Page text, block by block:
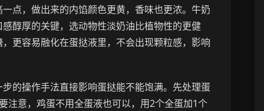
点，做出来的内馅颜色更黄，香味也更浓。牛奶
醇厚的关键，选动物性淡奶油比植物性的更健
更容易融化在蛋挞液里，不会出现颗粒感，影响
的操作手法直接影响蛋挞能不能饱满。先处理蛋
注意，鸡蛋不用全蛋液也可以，用2个全蛋加1个